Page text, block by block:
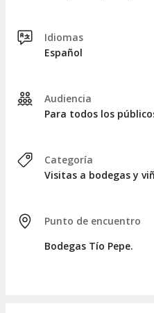
Al momento de realizar la
entre dos modalidades: una
Idiomas
Español
Audiencia
Para todos los
Categoría
Visitas a bodegas y
Punto de encuentro
Bodegas Tío Pepe.